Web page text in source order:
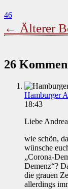
46
← Älterer
26
Hamburger
18:43
Liebe
wie schön,
wünsche
„Corona-
Demenz“?
die grauen
allerdings